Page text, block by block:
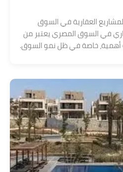
العقارية في السوق
في السوق المصري يعتبر من
أهمية، خاصة في ظل نمو السوق.